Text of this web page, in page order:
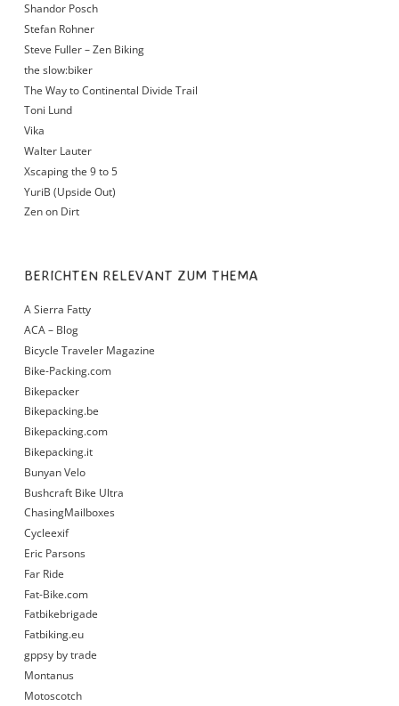
Shandor Posch
Stefan Rohner
Steve Fuller – Zen Biking
the slow:biker
The Way to Continental Divide Trail
Toni Lund
Vika
Walter Lauter
Xscaping the 9 to 5
YuriB (Upside Out)
Zen on Dirt
BERICHTEN RELEVANT ZUM THEMA
A Sierra Fatty
ACA – Blog
Bicycle Traveler Magazine
Bike-Packing.com
Bikepacker
Bikepacking.be
Bikepacking.com
Bikepacking.it
Bunyan Velo
Bushcraft Bike Ultra
ChasingMailboxes
Cycleexif
Eric Parsons
Far Ride
Fat-Bike.com
Fatbikebrigade
Fatbiking.eu
gppsy by trade
Montanus
Motoscotch